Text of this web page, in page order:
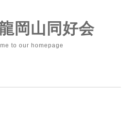
岡山同好会
to our homepage